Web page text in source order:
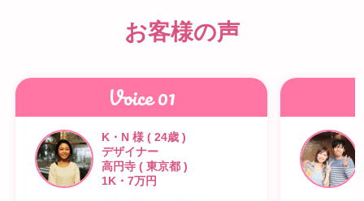
お客様の声
Voice 01
K・N 様 ( 24歳 )
デザイナー
高円寺 ( 東京都 )
1K・7万円